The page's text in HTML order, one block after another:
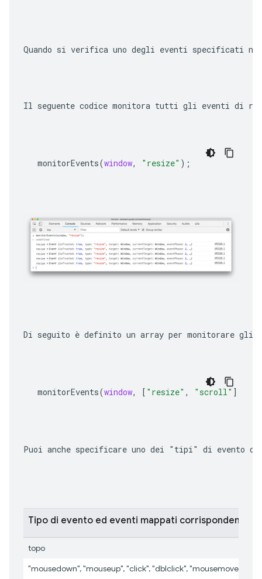
Quando si verifica uno degli eventi specificati
Il seguente codice monitora tutti gli eventi di
monitorEvents(window, "resize" );
Di seguito è definito un array per monitorare
monitorEvents(window, [ "resize" , "scroll" ])
Puoi anche specificare uno dei "tipi" di evento
Tipo di evento ed eventi mappati corrispondenti
topo
"mousedown", "mouseup", "click", "dblclick", "mousemove",